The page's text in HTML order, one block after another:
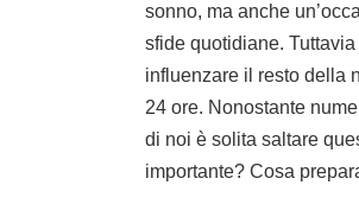
sonno, ma anche
sfide quotidiane.
influenzare il resto della
24 ore. Nonostante
di noi è solita saltare
importante? Cosa